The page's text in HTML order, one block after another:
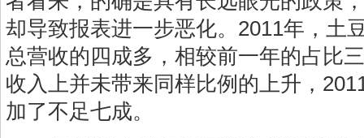
却导致报表进一步恶化。2011年，土
总营收的四成多，相较前一年的占比
收入上并未带来同样比例的上升，
加了不足七成。